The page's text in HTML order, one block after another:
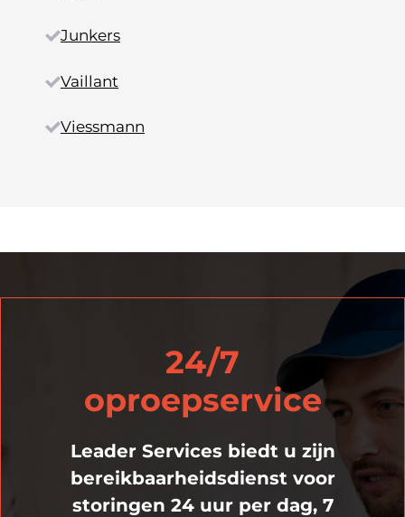
Junkers
Vaillant
Viessmann
24/7
oproepservice
Leader Services biedt u zijn
bereikbaarheidsdienst voor
storingen 24 uur per dag, 7